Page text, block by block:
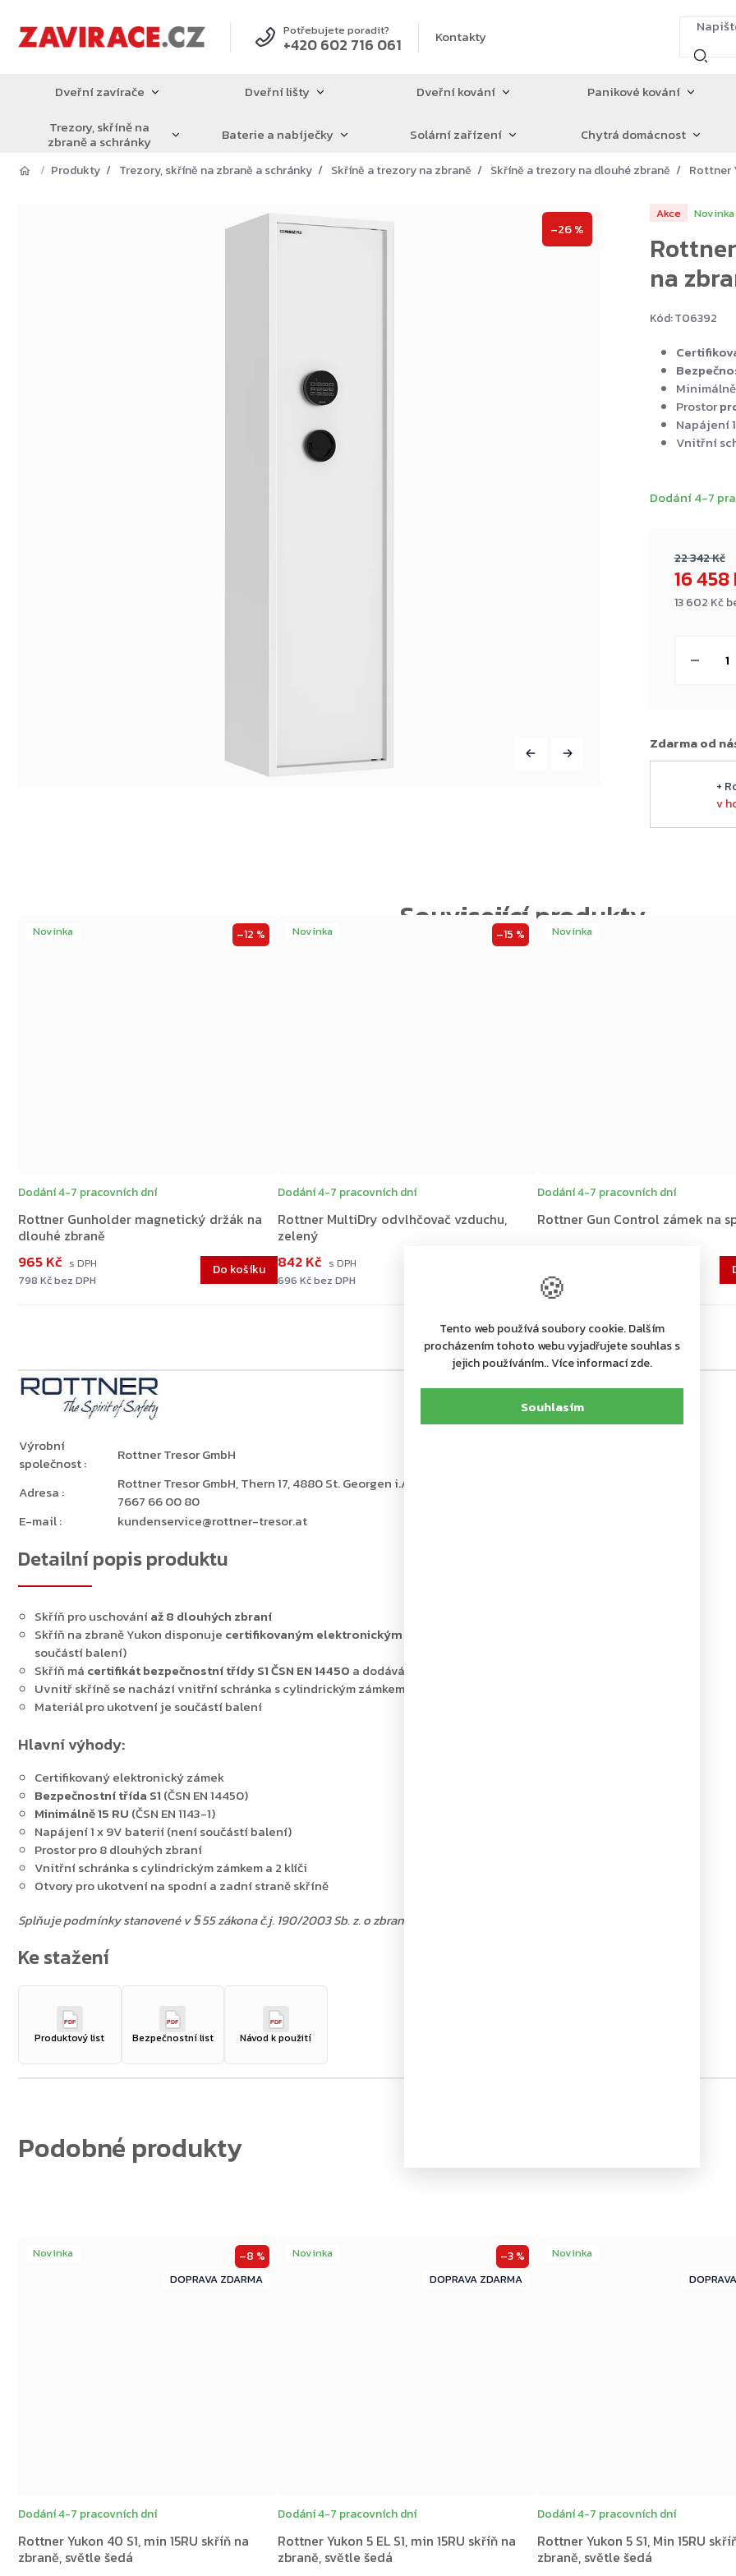
🍪
Tento web používá soubory cookie. Dalším
procházením tohoto webu vyjadřujete souhlas s
jejich používáním.. Více informací zde.
Souhlasím
obsah
Potřebujete poradit?
+420 602 716 061 Kontakty
Dveřní zavírače Dveřní lišty Dveřní kování Panikové kování
Trezory, skříně na
zbraně a schránky Baterie a nabíječky Solární zařízení Chytrá domácnost
Produkty Trezory, skříně na zbraně a schránky Skříně a trezory na zbraně Skříně a trezory na dlouhé zbraně Rottner
Akce Novinka
na
Kód:T06392
–26 %
22 342 Kč
16 458
13 602 Kč
Dodání 4-7
Zdarma od
+
v
Minimálně
Prostor
Napájení
Vnitřní
Novinka –12 %
Rottner Gunholder magnetický držák na
dlouhé zbraně
Dodání 4-7 pracovních dní
798 Kč bez DPH
965 Kč Do košíku
Novinka –15 %
Rottner MultiDry odvlhčovač vzduchu,
zelený
Dodání 4-7 pracovních dní
696 Kč bez DPH
842 Kč
Novinka
Rottner Gun Control zámek na
Dodání 4-7 pracovních dní
479 Kč bez DPH
Detailní popis produktu
Skříň pro uschováníaž 8 dlouhých zbraní
Skříň na zbraně Yukon disponuje certifikovaným elektronickým zámkem
součástí balení)
Skříň má certifikát bezpečnostní třídy S1ČSN EN 14450 a dodává se v jednoplášťovém provedení
Uvnitř skříně se nachází vnitřní schránka s cylindrickým zámkem a držák pro nářadí pro čištění zbraní
Materiál pro ukotvení je součástí balení
Hlavní výhody:
Certifikovaný elektronický zámek
Bezpečnostní třída S1 (ČSN EN 14450)
Minimálně 15 RU (ČSN EN 1143-1)
Napájení 1 x 9V baterií (není součástí balení)
Prostor pro 8 dlouhých zbraní
Vnitřní schránka s cylindrickým zámkem a 2 klíči
Otvory pro ukotvení na spodní a zadní straně skříně
Splňuje podmínky stanovené v § 55 zákona č.j. 190/2003 Sb. z. o zbraních a střelivu.
PDF
Produktový list
PDF
Bezpečnostní list
PDF
Návod k použití
Novinka
ZDARMA
–8 %
Rottner Yukon 40 S1, min 15RU skříň na
zbraně, světle šedá
Dodání 4-7 pracovních dní
Novinka
ZDARMA
–3 %
Rottner Yukon 5 EL S1, min 15RU skříň na
zbraně, světle šedá
Dodání 4-7 pracovních dní
Novinka
Rottner Yukon 5 S1, Min 15RU
zbraně, světle šedá
Dodání 4-7 pracovních dní
Výrobní
společnost:
Rottner Tresor GmbH
Adresa :
Rottner Tresor GmbH, Thern 17, 4880 St. Georgen i.A., Österreich, Tel. +43 (0)
7667 66 00 80
E-mail: kundenservice@rottner-tresor.at